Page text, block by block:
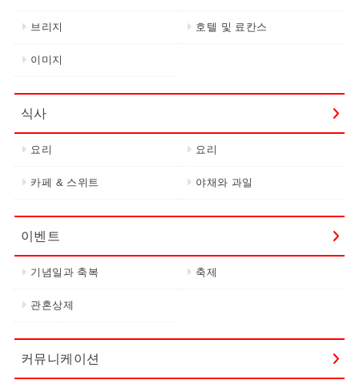
브리지 호텔 및 료칸스
이미지
식사
요리 요리
카페 & 스위트 야채와 과일
이벤트
기념일과 축복 축제
관혼상제
커뮤니케이션